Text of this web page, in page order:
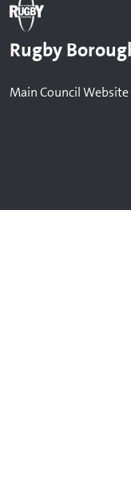
Rugby
Main Council Website